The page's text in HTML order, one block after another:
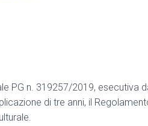
PG n. 319257/2019,
di tre anni, il